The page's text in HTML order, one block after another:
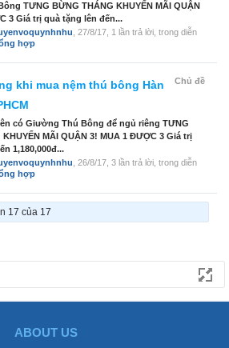
TƯNG BỪNG THÁNG KHUYẾN MÃI QUẬN
3 Giá trị quà tặng lên đến...
27/8/17 , 1 lần trả lời, trong diễn
hợp
Chủ đề
khi mua nệm thú bông Hàn
có Giường Thú Bông để ngủ riêng TƯNG
KHUYẾN MÃI QUẬN 3! MUA 1 ĐƯỢC 3 Giá trị
1,180,000đ...
26/8/17 , 3 lần trả lời, trong diễn
hợp
17 của 17
ABOUT US